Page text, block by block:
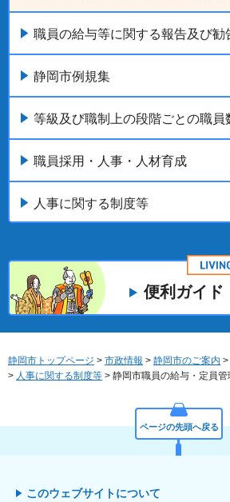
職員の給与等に関する報告及び勧
静岡市例規集
等級及び職制上の段階ごとの職員
職員採用・人事・人材育成
人事に関する制度等
便利ガイド
静岡市トップページ > 市政情報 > 静岡市のご案内 >
> 人事に関する制度等 > 静岡市職員の給与・定員管
ページの先頭へ戻る
このウェブサイトについて